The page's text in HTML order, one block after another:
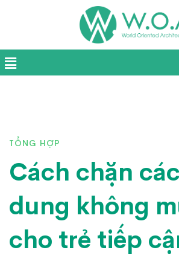
TỔNG HỢP
Cách chặn
dung không
cho trẻ tiếp